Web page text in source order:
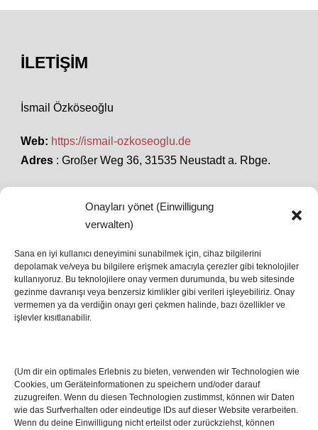
Onayları yönet (Einwilligung
verwalten)
Sana en iyi kullanıcı deneyimini sunabilmek için, cihaz bilgilerini
depolamak ve/veya bu bilgilere erişmek amacıyla çerezler gibi teknolojiler
kullanıyoruz. Bu teknolojilere onay vermen durumunda, bu web sitesinde
gezinme davranışı veya benzersiz kimlikler gibi verileri işleyebiliriz. Onay
vermemen ya da verdiğin onayı geri çekmen halinde, bazı özellikler ve
işlevler kısıtlanabilir.
(Um dir ein optimales Erlebnis zu bieten, verwenden wir Technologien wie
Cookies, um Geräteinformationen zu speichern und/oder darauf
zuzugreifen. Wenn du diesen Technologien zustimmst, können wir Daten
wie das Surfverhalten oder eindeutige IDs auf dieser Website verarbeiten.
Wenn du deine Einwilligung nicht erteilst oder zurückziehst, können
İLETIŞIM
İsmail Özköseoğlu
Web: https://ismail-ozkoseoglu.de
Adres : Großer Weg 36, 31535 Neustadt a. Rbge.
SON HABERLER
İstanbul’da Avrupa Ligi Finali: Freiburg ve Aston
Villa Boğaz’da Tarih Yazmaya Hazırlanıyor
08 May 2026
17 Nis 2026